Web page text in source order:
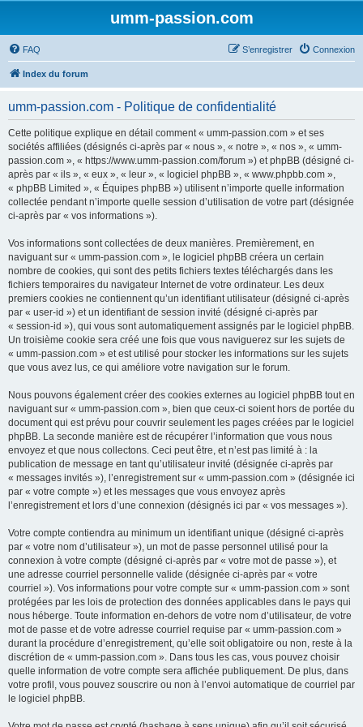
umm-passion.com
FAQ Connexion
S’enregistrer
Index du forum
umm-passion.com - Politique de confidentialité
Cette politique explique en détail comment « umm-passion.com » et ses
sociétés affiliées (désignés ci-après par « nous », « notre », « nos », « umm-
passion.com », « https://www.umm-passion.com/forum ») et phpBB (désigné ci-
après par « ils », « eux », « leur », « logiciel phpBB », « www.phpbb.com »,
« phpBB Limited », « Équipes phpBB ») utilisent n’importe quelle information
collectée pendant n’importe quelle session d’utilisation de votre part (désignée
ci-après par « vos informations »).
Vos informations sont collectées de deux manières. Premièrement, en
naviguant sur « umm-passion.com », le logiciel phpBB créera un certain
nombre de cookies, qui sont des petits fichiers textes téléchargés dans les
fichiers temporaires du navigateur Internet de votre ordinateur. Les deux
premiers cookies ne contiennent qu’un identifiant utilisateur (désigné ci-après
par « user-id ») et un identifiant de session invité (désigné ci-après par
« session-id »), qui vous sont automatiquement assignés par le logiciel phpBB.
Un troisième cookie sera créé une fois que vous naviguerez sur les sujets de
« umm-passion.com » et est utilisé pour stocker les informations sur les sujets
que vous avez lus, ce qui améliore votre navigation sur le forum.
Nous pouvons également créer des cookies externes au logiciel phpBB tout en
naviguant sur « umm-passion.com », bien que ceux-ci soient hors de portée du
document qui est prévu pour couvrir seulement les pages créées par le logiciel
phpBB. La seconde manière est de récupérer l’information que vous nous
envoyez et que nous collectons. Ceci peut être, et n’est pas limité à : la
publication de message en tant qu’utilisateur invité (désignée ci-après par
« messages invités »), l’enregistrement sur « umm-passion.com » (désignée ici
par « votre compte ») et les messages que vous envoyez après
l’enregistrement et lors d’une connexion (désignés ici par « vos messages »).
Votre compte contiendra au minimum un identifiant unique (désigné ci-après
par « votre nom d’utilisateur »), un mot de passe personnel utilisé pour la
connexion à votre compte (désigné ci-après par « votre mot de passe »), et
une adresse courriel personnelle valide (désignée ci-après par « votre
courriel »). Vos informations pour votre compte sur « umm-passion.com » sont
protégées par les lois de protection des données applicables dans le pays qui
nous héberge. Toute information en-dehors de votre nom d’utilisateur, de votre
mot de passe et de votre adresse courriel requise par « umm-passion.com »
durant la procédure d’enregistrement, qu’elle soit obligatoire ou non, reste à la
discrétion de « umm-passion.com ». Dans tous les cas, vous pouvez choisir
quelle information de votre compte sera affichée publiquement. De plus, dans
votre profil, vous pouvez souscrire ou non à l’envoi automatique de courriel par
le logiciel phpBB.